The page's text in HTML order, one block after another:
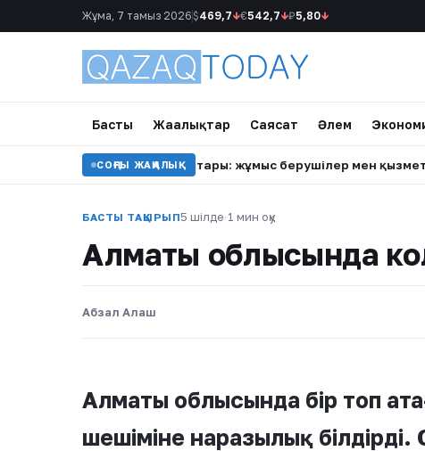
Жұма, 7 тамыз 2026 $469,7↓€542,7↓₽5,80↓
Басты Жаңалықтар Саясат Әлем
СОҢҒЫ ЖАҢАЛЫҚ
талаптары: жұмыс берушілер мен қызметкерлердің
БАСТЫ ТАҚЫРЫП5 шілде·1 мин оқу
Алматы облысында
Абзал Алаш
Алматы облысында бір топ
шешіміне наразылық